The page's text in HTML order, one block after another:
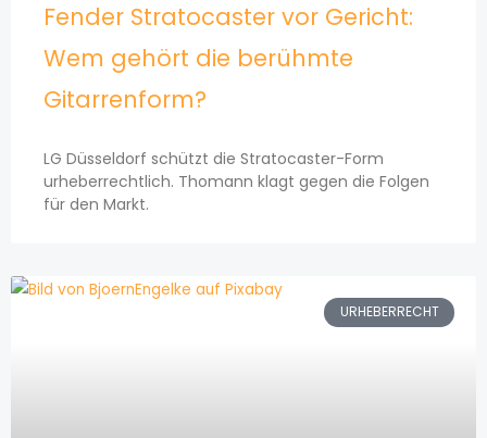
Fender Stratocaster vor Gericht:
Wem gehört die berühmte
Gitarrenform?
LG Düsseldorf schützt die Stratocaster-Form
urheberrechtlich. Thomann klagt gegen die Folgen
für den Markt.
URHEBERRECHT